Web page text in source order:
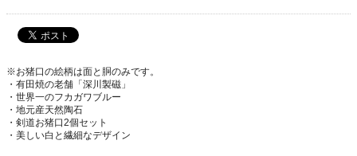
※お猪口の絵柄は面と胴のみです。
・有田焼の老舗「深川製磁」
・世界一のフカガワブルー
・地元産天然陶石
・剣道お猪口2個セット
・美しい白と繊細なデザイン